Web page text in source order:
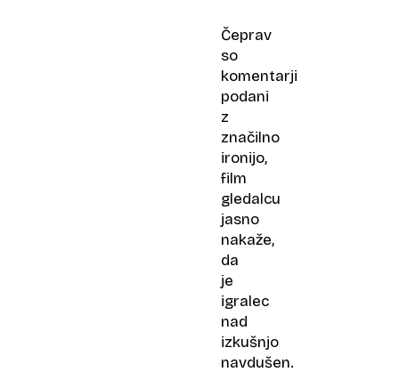
Čeprav
so
komentarji
podani
z
značilno
ironijo,
film
gledalcu
jasno
nakaže,
da
je
igralec
nad
izkušnjo
navdušen.